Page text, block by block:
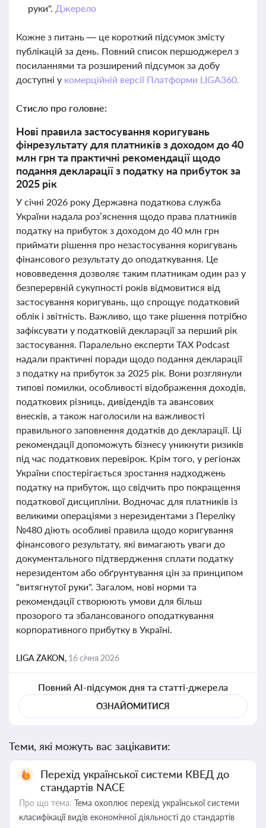
руки". Джерело
Кожне з питань — це короткий підсумок змісту
публікацій за день. Повний список першоджерел з
посиланнями та розширений підсумок за добу
доступні у комерційній версії Платформи LIGA360.
Стисло про головне:
Нові правила застосування коригувань
фінрезультату для платників з доходом до 40
млн грн та практичні рекомендації щодо
подання декларації з податку на прибуток за
2025 рік
У січні 2026 року Державна податкова служба
України надала роз’яснення щодо права платників
податку на прибуток з доходом до 40 млн грн
приймати рішення про незастосування коригувань
фінансового результату до оподаткування. Це
нововведення дозволяє таким платникам один раз у
безперервній сукупності років відмовитися від
застосування коригувань, що спрощує податковий
облік і звітність. Важливо, що таке рішення потрібно
зафіксувати у податковій декларації за перший рік
застосування. Паралельно експерти TAX Podcast
надали практичні поради щодо подання декларації
з податку на прибуток за 2025 рік. Вони розглянули
типові помилки, особливості відображення доходів,
податкових різниць, дивідендів та авансових
внесків, а також наголосили на важливості
правильного заповнення додатків до декларації. Ці
рекомендації допоможуть бізнесу уникнути ризиків
під час податкових перевірок. Крім того, у регіонах
України спостерігається зростання надходжень
податку на прибуток, що свідчить про покращення
податкової дисципліни. Водночас для платників із
великими операціями з нерезидентами з Переліку
№480 діють особливі правила щодо коригування
фінансового результату, які вимагають уваги до
документального підтвердження сплати податку
нерезидентом або обґрунтування цін за принципом
"витягнутої руки". Загалом, нові норми та
рекомендації створюють умови для більш
прозорого та збалансованого оподаткування
корпоративного прибутку в Україні.
LIGA ZAKON, 16 січня 2026
Повний AI-підсумок дня та статті-джерела
ОЗНАЙОМИТИСЯ
Теми, які можуть вас зацікавити:
Перехід української системи КВЕД до
стандартів NACE
Про що тема: Тема охоплює перехід української системи
класифікації видів економічної діяльності до стандартів